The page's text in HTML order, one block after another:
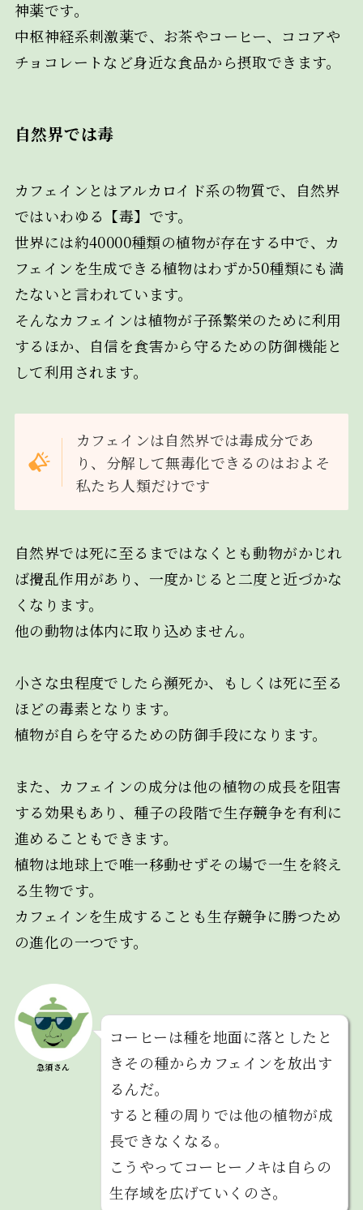
神薬です。
中枢神経系刺激薬で、お茶やコーヒー、ココアや
チョコレートなど身近な食品から摂取できます。
自然界では毒
カフェインとはアルカロイド系の物質で、自然界
ではいわゆる【毒】です。
世界には約40000種類の植物が存在する中で、カ
フェインを生成できる植物はわずか50種類にも満
たないと言われています。
そんなカフェインは植物が子孫繁栄のために利用
するほか、自信を食害から守るための防御機能と
して利用されます。
カフェインは自然界では毒成分であ
り、分解して無毒化できるのはおよそ
私たち人類だけです
自然界では死に至るまではなくとも動物がかじれ
ば攪乱作用があり、一度かじると二度と近づかな
くなります。
他の動物は体内に取り込めません。
小さな虫程度でしたら瀕死か、もしくは死に至る
ほどの毒素となります。
植物が自らを守るための防御手段になります。
また、カフェインの成分は他の植物の成長を阻害
する効果もあり、種子の段階で生存競争を有利に
進めることもできます。
植物は地球上で唯一移動せずその場で一生を終え
る生物です。
カフェインを生成することも生存競争に勝つため
の進化の一つです。
急須さん
コーヒーは種を地面に落としたと
きその種からカフェインを放出す
るんだ。
すると種の周りでは他の植物が成
長できなくなる。
こうやってコーヒーノキは自らの
生存域を広げていくのさ。